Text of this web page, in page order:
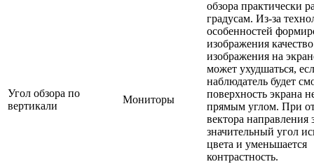
Угол обзора по
вертикали
Мониторы
обзора практически
градусам. Из-за
особенностей
изображения качество
изображения на
может ухудшаться,
наблюдатель будет
поверхность экрана
прямым углом. При
вектора направления
значительный угол
цвета и уменьшается
контрастность.